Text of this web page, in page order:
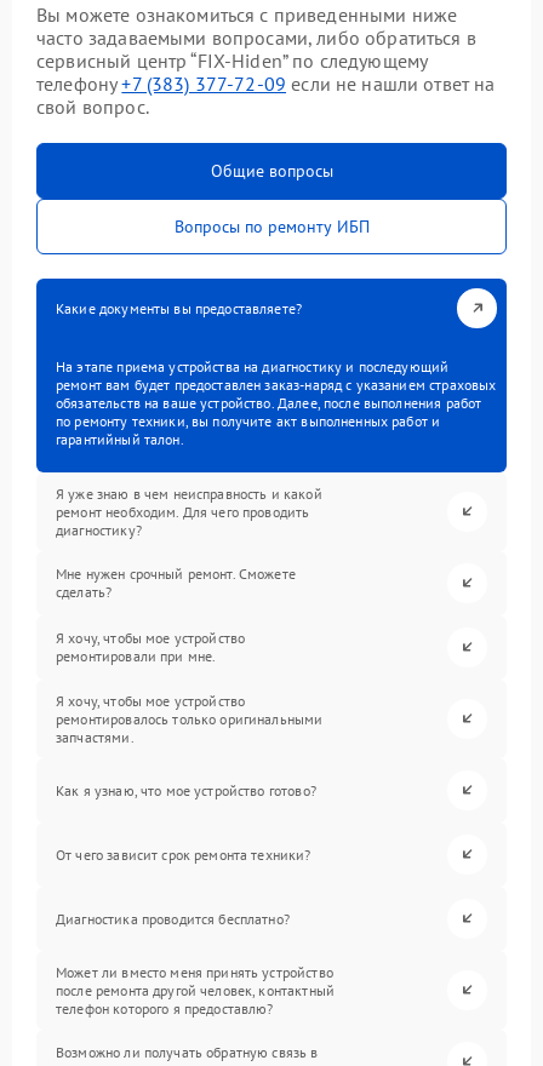
Вы можете ознакомиться с приведенными ниже
часто задаваемыми вопросами, либо обратиться в
сервисный центр “FIX-Hiden” по следующему
телефону+7 (383) 377-72-09 если не нашли ответ на
свой вопрос.
Общие вопросы
Вопросы по ремонту ИБП
Какие документы вы предоставляете?
На этапе приема устройства на диагностику и последующий
ремонт вам будет предоставлен заказ-наряд с указанием страховых
обязательств на ваше устройство. Далее, после выполнения работ
по ремонту техники, вы получите акт выполненных работ и
гарантийный талон.
Я уже знаю в чем неисправность и какой
ремонт необходим. Для чего проводить
диагностику?
Мне нужен срочный ремонт. Сможете
сделать?
Я хочу, чтобы мое устройство
ремонтировали при мне.
Я хочу, чтобы мое устройство
ремонтировалось только оригинальными
запчастями.
Как я узнаю, что мое устройство готово?
От чего зависит срок ремонта техники?
Диагностика проводится бесплатно?
Может ли вместо меня принять устройство
после ремонта другой человек, контактный
телефон которого я предоставлю?
Возможно ли получать обратную связь в